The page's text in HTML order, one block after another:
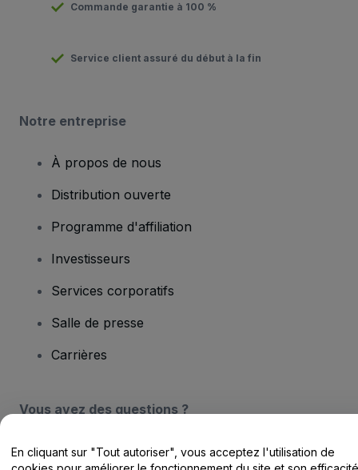
Commande garantie à 100 %
Service client assuré du début à la fin
Notre entreprise
À propos de nous
Distribution ouverte
Programme d'affiliation
Investisseurs
Services corporatifs
Salle de presse
Carrières
Vous avez des questions ?
Centre d'assistance / Nous contacter
En cliquant sur "Tout autoriser", vous acceptez l'utilisation de